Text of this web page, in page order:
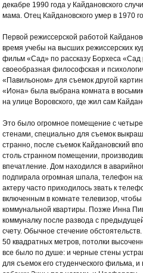
декабре 1990 года у Кайдановского
мама. Отец Кайдановского умер в 1970
Первой режиссерской работой
время учебы на высших режиссерских
фильм «Сад» по рассказу Борхеса
своеобразная философская и
«Павильоном» для съемок другой
«Иона» была выбрана комната в
на улице Воровского, где жил сам
Это было огромное помещение с
стенами, специально для съемок
странно, после съемок Кайдановский
столь странном помещении,
впечатление. Дом находился в
подпирала огромная шпала, телефон
актеру часто приходилось звать к
включенным в комнате телевизор,
коммунальной квартиры. Позже Инна
коммуналку после развода с
счету. Обычное стечение
50 квадратных метров, потолки
все было по душе: и черные стены
для съемок его студенческого фильма,